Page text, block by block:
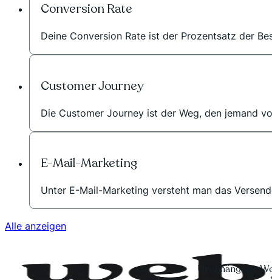
Conversion Rate
Deine Conversion Rate ist der Prozentsatz der
Customer Journey
Die Customer Journey ist der Weg, den jemand
E-Mail-Marketing
Unter E-Mail-Marketing versteht man das
Alle anzeigen
Unabhängiger